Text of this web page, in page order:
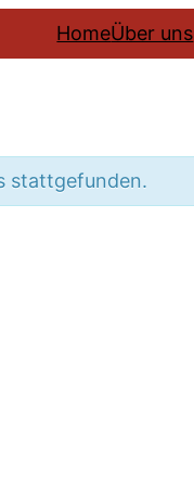
HomeÜber uns
stattgefunden.